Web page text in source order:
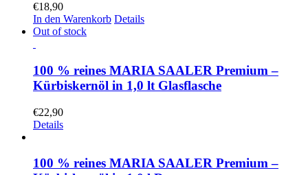
€18,90
In den Warenkorb Details
Out of stock
100 % reines MARIA SAALER Premium –
Kürbiskernöl in 1,0 lt Glasflasche
€22,90
Details
100 % reines MARIA SAALER Premium –